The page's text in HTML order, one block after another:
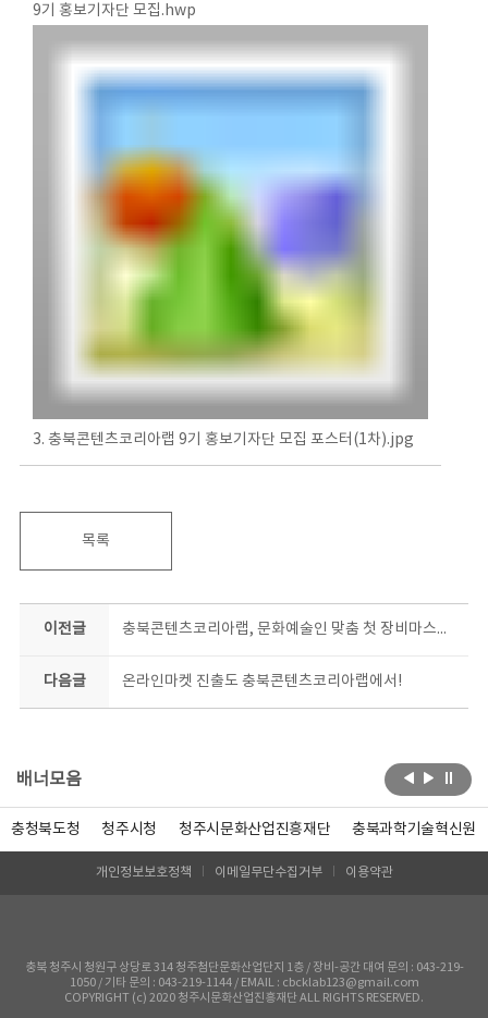
9기 홍보기자단 모집.hwp
3. 충북콘텐츠코리아랩 9기 홍보기자단 모집 포스터(1차).jpg
목록
이전글 충북콘텐츠코리아랩, 문화예술인 맞춤 첫 장비마스터링 교육 개설
다음글 온라인마켓 진출도 충북콘텐츠코리아랩에서!
배너모음
충청북도청 청주시청 청주시문화산업진흥재단 충북과학기술혁신원
개인정보보호정책 이메일무단수집거부 이용약관
충북 청주시 청원구 상당로 314 청주첨단문화산업단지 1층 / 장비-공간 대여 문의 : 043-219-
1050 / 기타 문의 : 043-219-1144 / EMAIL : cbcklab123@gmail.com
COPYRIGHT (c) 2020 청주시문화산업진흥재단 ALL RIGHTS RESERVED.